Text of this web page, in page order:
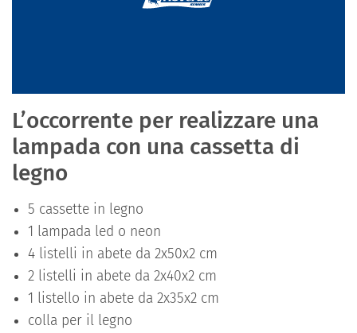
L’occorrente per realizzare una
lampada con una cassetta di
legno
5 cassette in legno
1 lampada led o neon
4 listelli in abete da 2x50x2 cm
2 listelli in abete da 2x40x2 cm
1 listello in abete da 2x35x2 cm
colla per il legno